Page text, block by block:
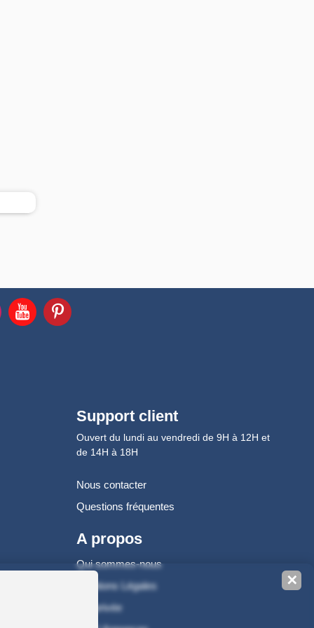
Support client
Ouvert du lundi au vendredi de 9H à 12H et
de 14H à 18H
Nous contacter
Questions fréquentes
A propos
Qui sommes-nous
Mentions Légales
Vie privée
✕